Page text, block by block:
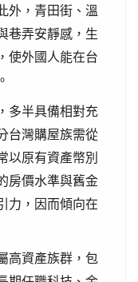
外，青田街、溫
巷弄安靜感，生
使外國人能在台
多半具備相對充
台灣購屋族需從
以原有資產幣別
房價水準與舊金
力，因而傾向在
高資產族群，包